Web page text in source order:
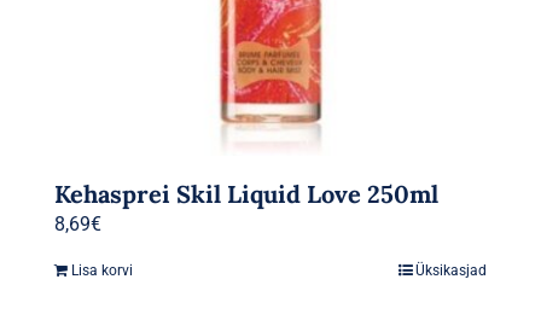
Kehasprei Skil Liquid Love 250ml
8,69€
Lisa korvi Üksikasjad